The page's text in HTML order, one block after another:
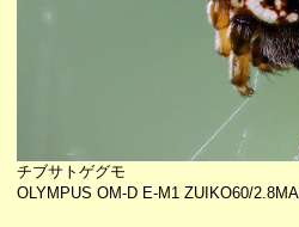
チブサトゲグモ
OLYMPUS OM-D E-M1 ZUIKO60/